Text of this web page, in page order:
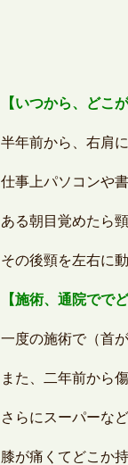
【いつから、どこ
半年前から、右肩
仕事上パソコンや
ある朝目覚めたら
その後頸を左右に
【施術、通院でで
一度の施術で（首
また、二年前から
さらにスーパーな
膝が痛くてどこか